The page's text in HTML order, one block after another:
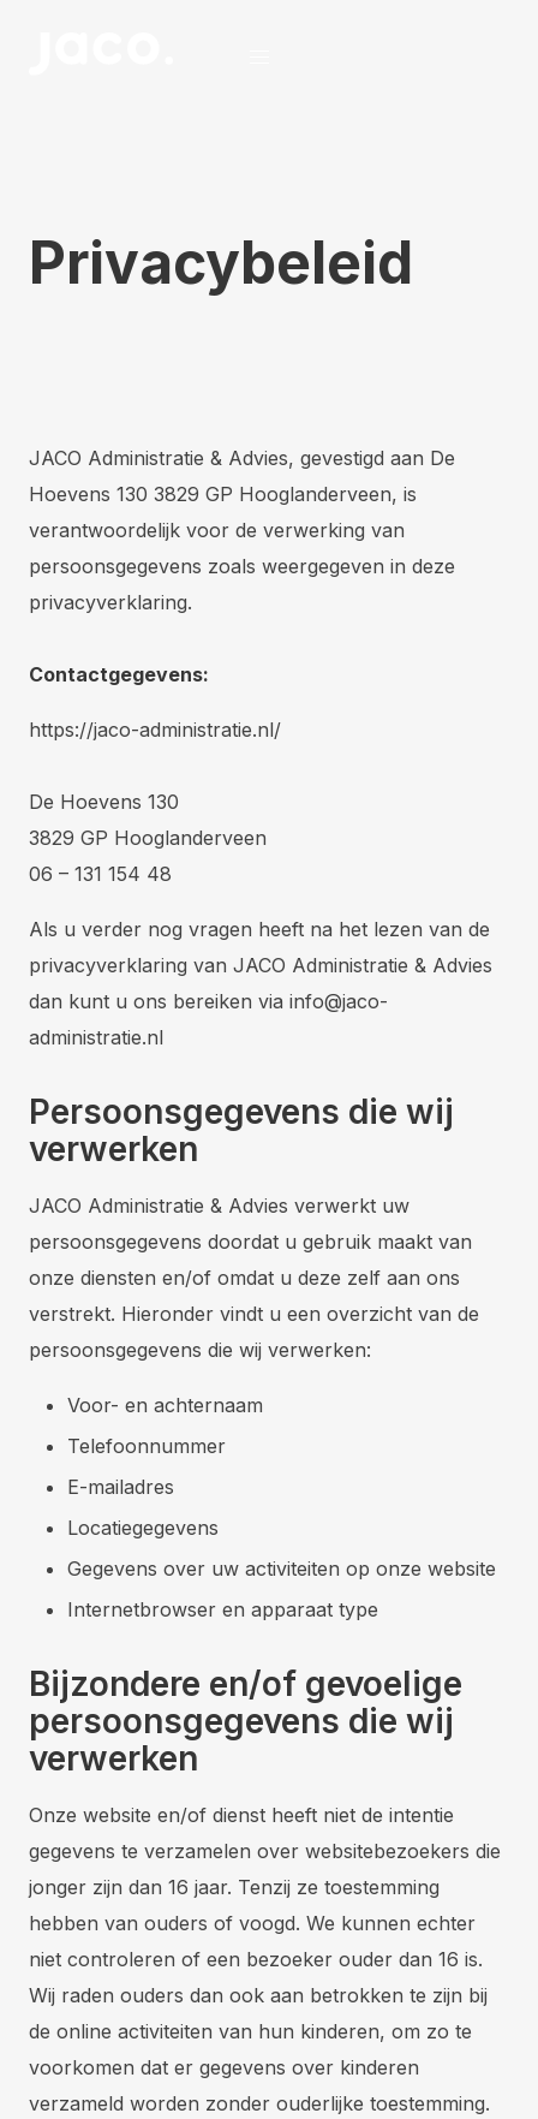
Privacybeleid
JACO Administratie & Advies, gevestigd aan De
Hoevens 130 3829 GP Hooglanderveen, is
verantwoordelijk voor de verwerking van
persoonsgegevens zoals weergegeven in deze
privacyverklaring.
Contactgegevens:
https://jaco-administratie.nl/
De Hoevens 130
3829 GP Hooglanderveen
06 – 131 154 48
Als u verder nog vragen heeft na het lezen van de
privacyverklaring van JACO Administratie & Advies
dan kunt u ons bereiken via info@jaco-
administratie.nl
Persoonsgegevens die wij
verwerken
JACO Administratie & Advies verwerkt uw
persoonsgegevens doordat u gebruik maakt van
onze diensten en/of omdat u deze zelf aan ons
verstrekt. Hieronder vindt u een overzicht van de
persoonsgegevens die wij verwerken:
Voor- en achternaam
Telefoonnummer
E-mailadres
Locatiegegevens
Gegevens over uw activiteiten op onze website
Internetbrowser en apparaat type
Bijzondere en/of gevoelige
persoonsgegevens die wij
verwerken
Onze website en/of dienst heeft niet de intentie
gegevens te verzamelen over websitebezoekers die
jonger zijn dan 16 jaar. Tenzij ze toestemming
hebben van ouders of voogd. We kunnen echter
niet controleren of een bezoeker ouder dan 16 is.
Wij raden ouders dan ook aan betrokken te zijn bij
de online activiteiten van hun kinderen, om zo te
voorkomen dat er gegevens over kinderen
verzameld worden zonder ouderlijke toestemming.